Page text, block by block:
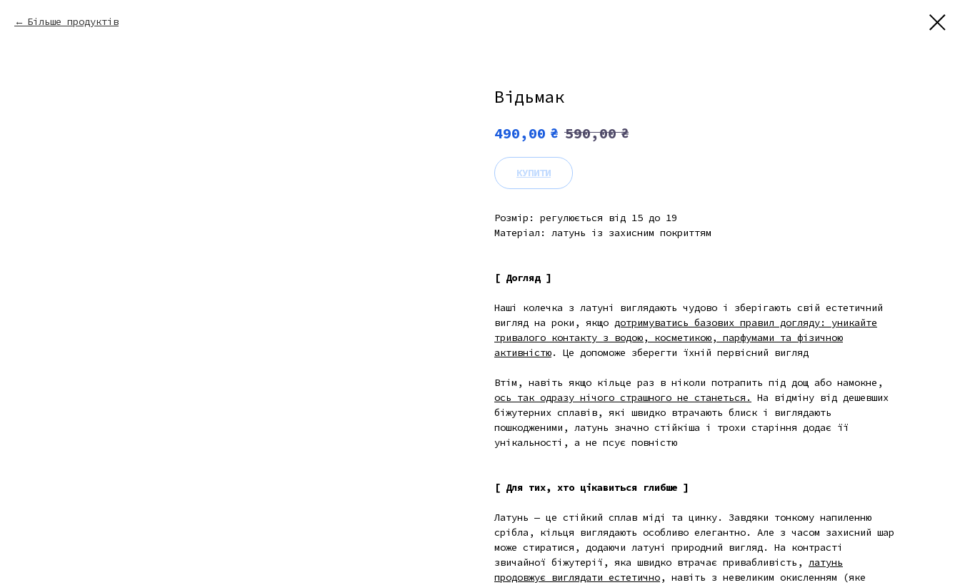
Більше продуктів
Відьмак
490,00 ₴ 590,00 ₴
КУПИТИ
Розмір: регулюється від 15 до 19
Матеріал: латунь із захисним покриттям
[ Догляд ]
Наші колечка з латуні виглядають чудово і зберігають свій естетичний
вигляд на роки, якщо дотримуватись базових правил догляду: уникайте
тривалого контакту з водою, косметикою, парфумами та фізичною
активністю. Це допоможе зберегти їхній первісний вигляд
Втім, навіть якщо кільце раз в ніколи потрапить під дощ або намокне,
ось так одразу нічого страшного не станеться.
На відміну від дешевших
біжутерних сплавів, які швидко втрачають блиск і виглядають
пошкодженими, латунь значно стійкіша і трохи старіння додає її
унікальності, а не псує повністю
[ Для тих, хто цікавиться глибше ]
Латунь — це стійкий сплав міді та цинку. Завдяки тонкому напиленню
срібла, кільця виглядають особливо елегантно. Але з часом захисний шар
може стиратися, додаючи латуні природний вигляд. На контрасті
звичайної біжутерії, яка швидко втрачає привабливість, латунь
продовжує виглядати естетично, навіть з невеликим окисленням
(яке